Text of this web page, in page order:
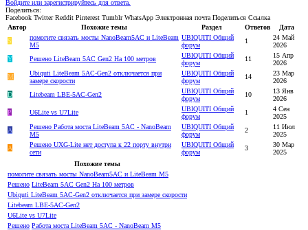
Войдите или зарегистрируйтесь для ответа.
Поделиться:
Facebook Twitter Reddit Pinterest Tumblr WhatsApp Электронная почта Поделиться Ссылка
Автор
Похожие темы Раздел Ответов
Дата
S
помогите связать мосты NanoBeam5AC и LiteBeam
M5
UBIQUITI Общий
форум
1
24 Май
2026
Y
Решено LiteBeam 5AC Gen2 На 100 метров
UBIQUITI Общий
форум
11
15 Апр
2026
M
Ubiquti LiteBeam 5AC-Gen2 отключается при
замере скорости
UBIQUITI Общий
форум
14
23 Мар
2026
D
Litebeam LBE-5AC-Gen2
UBIQUITI Общий
форум
10
13 Янв
2026
P
U6Lite vs U7Lite
UBIQUITI Общий
форум
1
4 Сен
2025
A
Решено Работа моста LiteBeam 5AC - NanoBeam
M5
UBIQUITI Общий
форум
2
11 Июл
2025
A
Решено UXG-Lite нет доступа к 22 порту внутри
сети
UBIQUITI Общий
форум
3
30 Мар
2025
Похожие темы
помогите связать мосты NanoBeam5AC и LiteBeam M5
Решено LiteBeam 5AC Gen2 На 100 метров
Ubiquti LiteBeam 5AC-Gen2 отключается при замере скорости
Litebeam LBE-5AC-Gen2
U6Lite vs U7Lite
Решено Работа моста LiteBeam 5AC - NanoBeam M5